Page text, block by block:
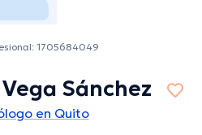
1705684049
Sánchez
en Quito